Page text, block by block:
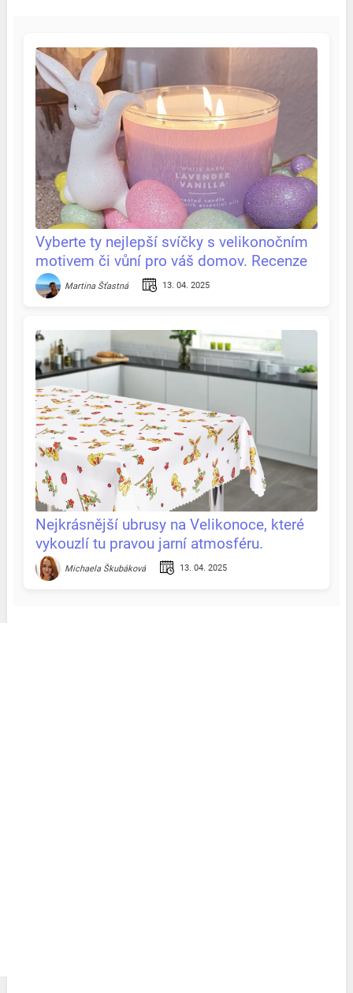
Vyberte ty nejlepší svíčky s velikonočním
motivem či vůní pro váš domov. Recenze
& tipy na jednom místě
Martina Šťastná 13. 04. 2025
Nejkrásnější ubrusy na Velikonoce, které
vykouzlí tu pravou jarní atmosféru.
Recenze & tipy na jednom místě
Michaela Škubáková 13. 04. 2025